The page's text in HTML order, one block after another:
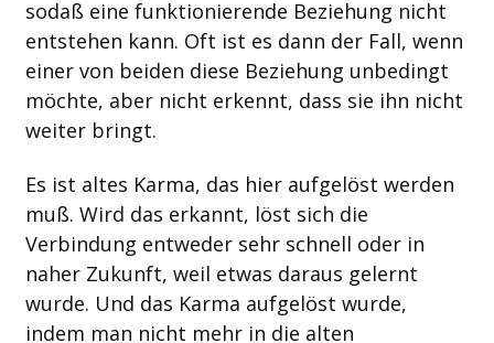
sodaß eine funktionierende Beziehung nicht
entstehen kann. Oft ist es dann der Fall, wenn
einer von beiden diese Beziehung unbedingt
möchte, aber nicht erkennt, dass sie ihn nicht
weiter bringt.
Es ist altes Karma, das hier aufgelöst werden
muß. Wird das erkannt, löst sich die
Verbindung entweder sehr schnell oder in
naher Zukunft, weil etwas daraus gelernt
wurde. Und das Karma aufgelöst wurde,
indem man nicht mehr in die alten